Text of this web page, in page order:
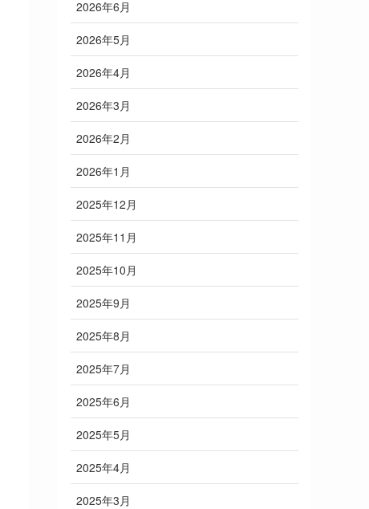
2026年6月
2026年5月
2026年4月
2026年3月
2026年2月
2026年1月
2025年12月
2025年11月
2025年10月
2025年9月
2025年8月
2025年7月
2025年6月
2025年5月
2025年4月
2025年3月